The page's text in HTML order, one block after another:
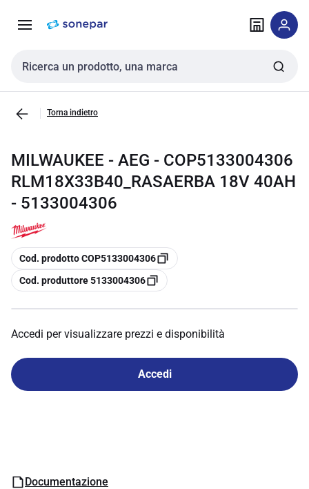
navigazione alla
Cerca input
Torna indietro
MILWAUKEE - AEG - COP5133004306
RLM18X33B40_RASAERBA 18V 40AH
- 5133004306
copia
Cod. prodotto COP5133004306
copia
Cod. produttore 5133004306
Accedi per visualizzare prezzi e disponibilità
Accedi
Documentazione